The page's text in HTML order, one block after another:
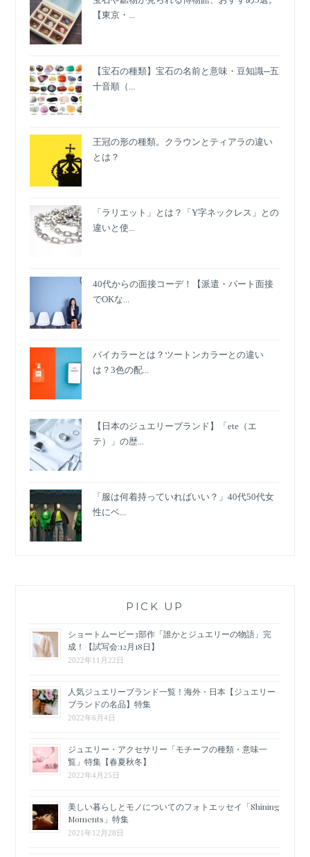
LOVE】
ー
【東京・...
【宝石の種類】宝石の名前と意味・豆知識─五
十音順（...
王冠の形の種類。クラウンとティアラの違い
とは？
「ラリエット」とは？「Y字ネックレス」との
違いと使...
40代からの面接コーデ！【派遣・パート面接
でOKな...
バイカラーとは？ツートンカラーとの違い
は？3色の配...
【日本のジュエリーブランド】「ete（エ
テ）」の歴...
「服は何着持っていればいい？」40代50代女
性にベ...
PICK UP
ショートムービー3部作「誰かとジュエリーの物語」完
成！【試写会:12月18日】
2022年11月22日
人気ジュエリーブランド一覧！海外・日本【ジュエリー
ブランドの名品】特集
2022年6月4日
ジュエリー・アクセサリー「モチーフの種類・意味一
覧」特集【春夏秋冬】
2022年4月25日
美しい暮らしとモノについてのフォトエッセイ「Shining
Moments」特集
2021年12月28日